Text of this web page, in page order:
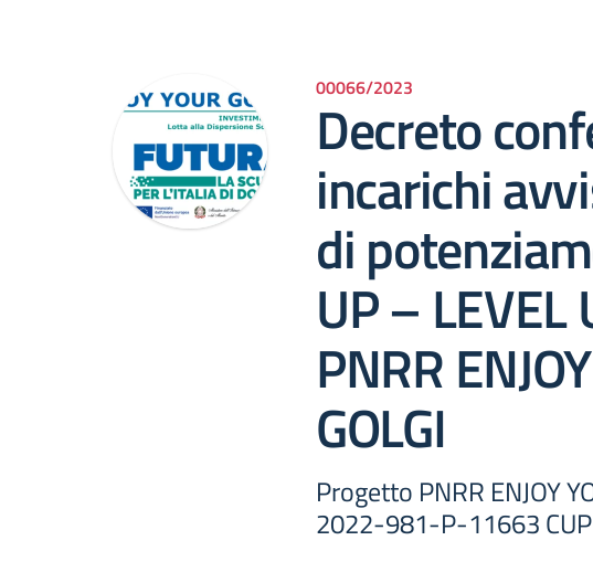
00066/2023
Decreto
incarichi
di
UP – LEVEL
PNRR
GOLGI
Progetto PNRR ENJOY
2022-981-P-11663